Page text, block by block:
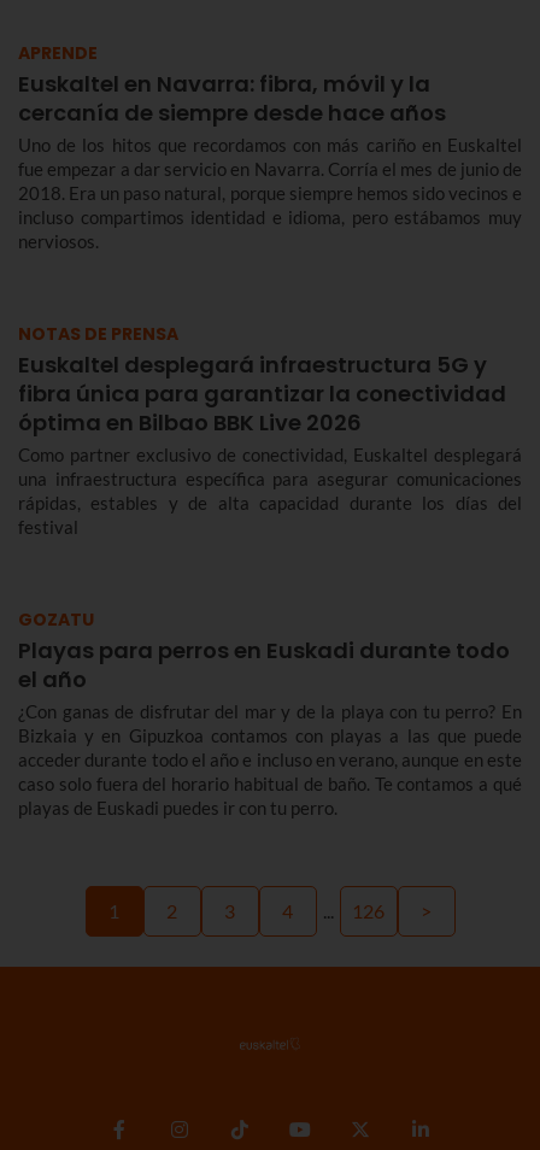
APRENDE
Euskaltel en Navarra: fibra, móvil y la
cercanía de siempre desde hace años
Uno de los hitos que recordamos con más cariño en Euskaltel
fue empezar a dar servicio en Navarra. Corría el mes de junio de
2018. Era un paso natural, porque siempre hemos sido vecinos e
incluso compartimos identidad e idioma, pero estábamos muy
nerviosos.
NOTAS DE PRENSA
Euskaltel desplegará infraestructura 5G y
fibra única para garantizar la conectividad
óptima en Bilbao BBK Live 2026
Como partner exclusivo de conectividad, Euskaltel desplegará
una infraestructura específica para asegurar comunicaciones
rápidas, estables y de alta capacidad durante los días del
festival
GOZATU
Playas para perros en Euskadi durante todo
el año
¿Con ganas de disfrutar del mar y de la playa con tu perro? En
Bizkaia y en Gipuzkoa contamos con playas a las que puede
acceder durante todo el año e incluso en verano, aunque en este
caso solo fuera del horario habitual de baño. Te contamos a qué
playas de Euskadi puedes ir con tu perro.
1 2 3 4 ... 126 >